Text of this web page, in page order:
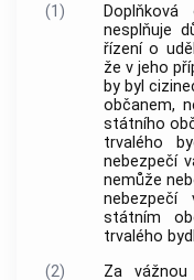
(1)
nesplňuje
řízení o
že v jeho
by byl
občanem,
státního
trvalého
nebezpečí
nemůže
státním
trvalého
(2)
Za